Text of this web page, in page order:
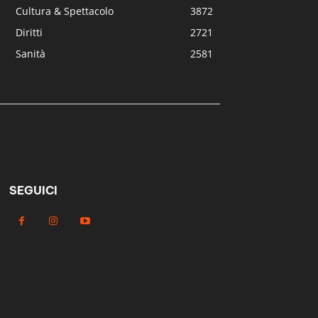
Cultura & Spettacolo
3872
Diritti
2721
Sanità
2581
SEGUICI